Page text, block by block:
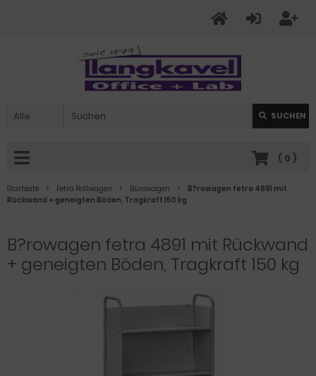
SUCHEN
( 0 )
Startseite Fetra Rollwagen Bürowagen
B?rowagen fetra 4891 mit
Rückwand + geneigten Böden, Tragkraft 150 kg
B?rowagen fetra 4891 mit Rückwand
+ geneigten Böden, Tragkraft 150 kg